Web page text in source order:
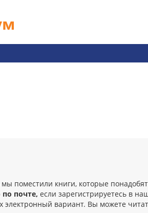
поместили книги, которые
почте, если зарегистрируетесь в
электронный вариант. Вы можете